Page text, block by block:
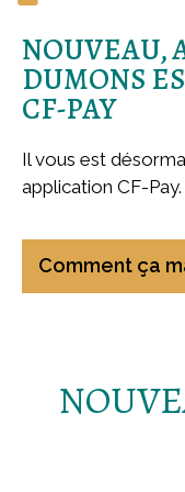
NOUVEAU,
DUMONS
CF-PAY
Il vous est
application CF-Pay.
Comment ça